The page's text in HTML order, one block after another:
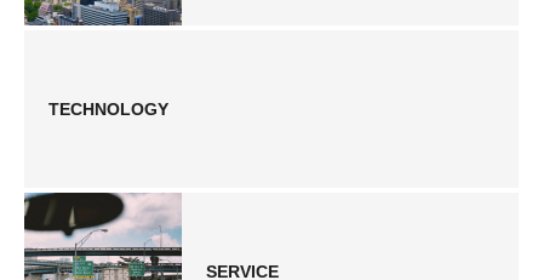
TECHNOLOGY
SERVICE